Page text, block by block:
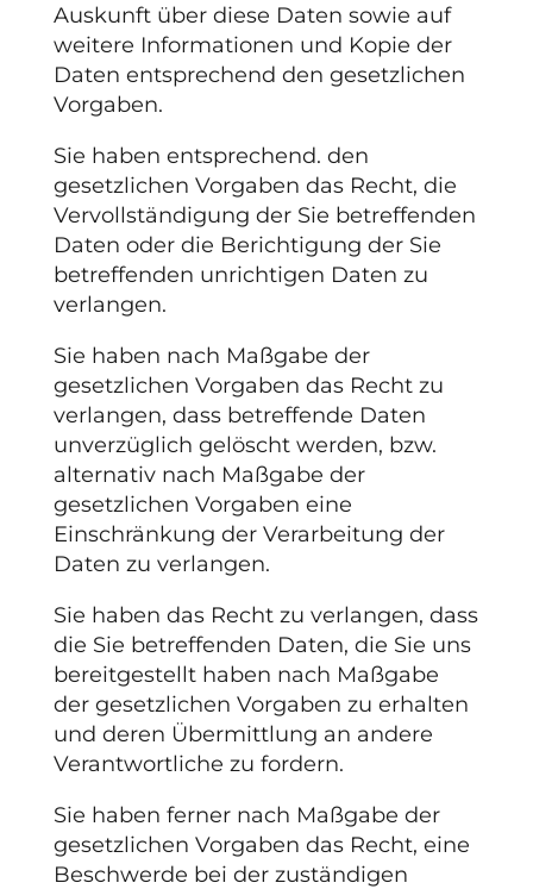
Auskunft über diese Daten sowie auf
weitere Informationen und Kopie der
Daten entsprechend den gesetzlichen
Vorgaben.
Sie haben entsprechend. den
gesetzlichen Vorgaben das Recht, die
Vervollständigung der Sie betreffenden
Daten oder die Berichtigung der Sie
betreffenden unrichtigen Daten zu
verlangen.
Sie haben nach Maßgabe der
gesetzlichen Vorgaben das Recht zu
verlangen, dass betreffende Daten
unverzüglich gelöscht werden, bzw.
alternativ nach Maßgabe der
gesetzlichen Vorgaben eine
Einschränkung der Verarbeitung der
Daten zu verlangen.
Sie haben das Recht zu verlangen, dass
die Sie betreffenden Daten, die Sie uns
bereitgestellt haben nach Maßgabe
der gesetzlichen Vorgaben zu erhalten
und deren Übermittlung an andere
Verantwortliche zu fordern.
Sie haben ferner nach Maßgabe der
gesetzlichen Vorgaben das Recht, eine
Beschwerde bei der zuständigen